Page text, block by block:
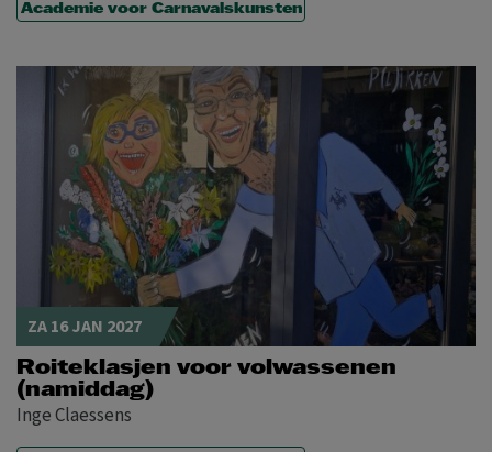
Academie voor Carnavalskunsten
ZA 16 JAN 2027
Roiteklasjen voor volwassenen
(namiddag)
Inge Claessens